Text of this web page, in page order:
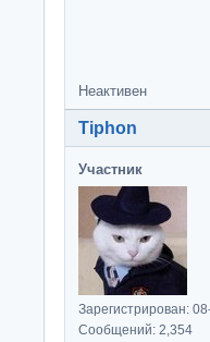
Неактивен
Tiphon
Участник
Зарегистрирован:
Сообщений: 2,354